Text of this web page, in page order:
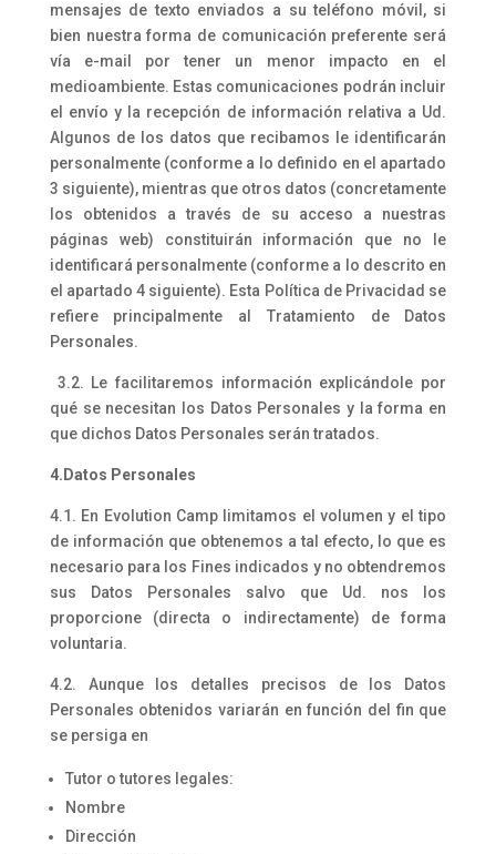
mensajes de texto enviados a su teléfono móvil, si
bien nuestra forma de comunicación preferente será
vía e-mail por tener un menor impacto en el
medioambiente. Estas comunicaciones podrán incluir
el envío y la recepción de información relativa a Ud.
Algunos de los datos que recibamos le identificarán
personalmente (conforme a lo definido en el apartado
3 siguiente), mientras que otros datos (concretamente
los obtenidos a través de su acceso a nuestras
páginas web) constituirán información que no le
identificará personalmente (conforme a lo descrito en
el apartado 4 siguiente). Esta Política de Privacidad se
refiere principalmente al Tratamiento de Datos
Personales.
3.2. Le facilitaremos información explicándole por
qué se necesitan los Datos Personales y la forma en
que dichos Datos Personales serán tratados.
4.Datos Personales
4.1. En Evolution Camp limitamos el volumen y el tipo
de información que obtenemos a tal efecto, lo que es
necesario para los Fines indicados y no obtendremos
sus Datos Personales salvo que Ud. nos los
proporcione (directa o indirectamente) de forma
voluntaria.
4.2. Aunque los detalles precisos de los Datos
Personales obtenidos variarán en función del fin que
se persiga en
Tutor o tutores legales:
Nombre
Dirección